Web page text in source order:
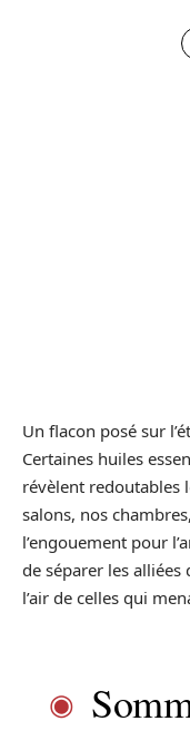
Un flacon posé sur
Certaines huiles
révèlent redoutables
salons, nos
l’engouement pour
de séparer les
l’air de celles qui